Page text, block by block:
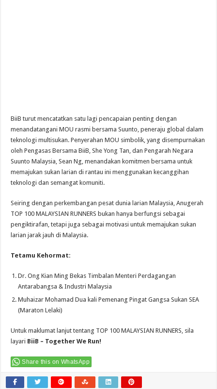
BiiB turut mencatatkan satu lagi pencapaian penting dengan
menandatangani MOU rasmi bersama Suunto, peneraju global dalam
teknologi multisukan. Penyerahan MOU simbolik, yang disempurnakan
oleh Pengasas Bersama BiiB, She Yong Tan, dan Pengarah Negara
Suunto Malaysia, Sean Ng, menandakan komitmen bersama untuk
memajukan sukan larian di rantau ini menggunakan kecanggihan
teknologi dan semangat komuniti.
Seiring dengan perkembangan pesat dunia larian Malaysia, Anugerah
TOP 100 MALAYSIAN RUNNERS bukan hanya berfungsi sebagai
pengiktirafan, tetapi juga sebagai motivasi untuk memajukan sukan
larian jarak jauh di Malaysia.
Tetamu Kehormat:
Dr. Ong Kian Ming Bekas Timbalan Menteri Perdagangan
Antarabangsa & Industri Malaysia
Muhaizar Mohamad Dua kali Pemenang Pingat Gangsa Sukan SEA
(Maraton Lelaki)
Untuk maklumat lanjut tentang TOP 100 MALAYSIAN RUNNERS, sila
layari BiiB – Together We Run!
Share this on WhatsApp